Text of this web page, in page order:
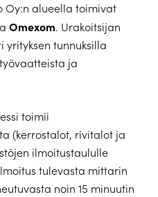
Oy:n alueella toimivat
Omexom. Urakoitsijan
yrityksen tunnuksilla
ja
toimii
(kerrostalot, rivitalot ja
ilmoitustaululle
tulevasta mittarin
noin 15 minuutin